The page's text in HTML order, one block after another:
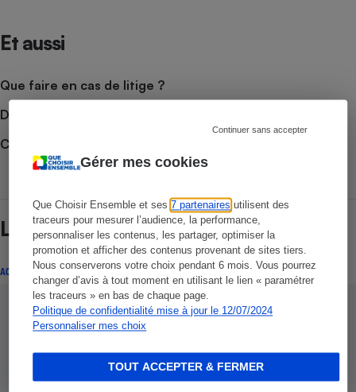
Gérer mes cookies
Que Choisir Ensemble et ses7 partenaires utilisent des
traceurs pour mesurer l’audience, la performance,
personnaliser les contenus, les partager, optimiser la
promotion et afficher des contenus provenant de sites tiers.
Nous conserverons votre choix pendant 6 mois. Vous pourrez
changer d’avis à tout moment en utilisant le lien « paramétrer
les traceurs » en bas de chaque page.
Politique de confidentialité mise à jour le 12/07/2024
Personnaliser mes choix
Continuer sans accepter
TOUT ACCEPTER & FERMER
Et aussi
Que faire en cas de litige ?
Découvrir le forum
Consulter nos Actualités
Lire aussi
ACTUALITÉ